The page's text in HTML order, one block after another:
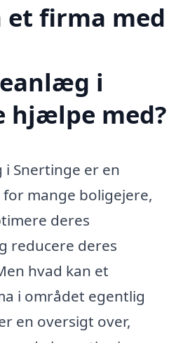
et firma med
i
hjælpe med?
Snertinge er en
mange boligejere,
deres
reducere deres
hvad kan et
i området egentlig
en oversigt over,